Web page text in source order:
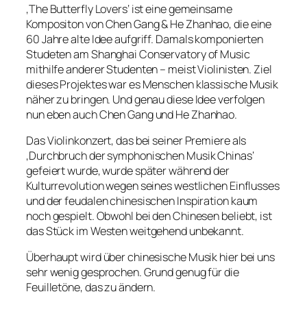
‚The Butterfly Lovers‘ ist eine gemeinsame
Kompositon von Chen Gang & He Zhanhao, die eine
60 Jahre alte Idee aufgriff. Damals komponierten
Studeten am Shanghai Conservatory of Music
mithilfe anderer Studenten – meist Violinisten. Ziel
dieses Projektes war es Menschen klassische Musik
näher zu bringen. Und genau diese Idee verfolgen
nun eben auch Chen Gang und He Zhanhao.
Das Violinkonzert, das bei seiner Premiere als
‚Durchbruch der symphonischen Musik Chinas‘
gefeiert wurde, wurde später während der
Kulturrevolution wegen seines westlichen Einflusses
und der feudalen chinesischen Inspiration kaum
noch gespielt. Obwohl bei den Chinesen beliebt, ist
das Stück im Westen weitgehend unbekannt.
Überhaupt wird über chinesische Musik hier bei uns
sehr wenig gesprochen. Grund genug für die
Feuilletöne, das zu ändern.